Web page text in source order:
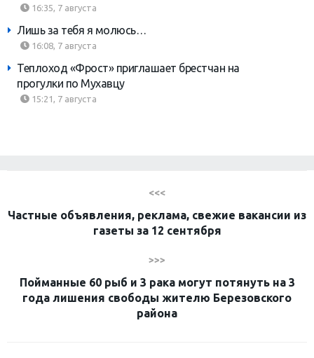
16:35, 7 августа
Лишь за тебя я молюсь…
16:08, 7 августа
Теплоход «Фрост» приглашает брестчан на
прогулки по Мухавцу
15:21, 7 августа
<<<
Частные объявления, реклама, свежие вакансии из
газеты за 12 сентября
>>>
Пойманные 60 рыб и 3 рака могут потянуть на 3
года лишения свободы жителю Березовского
района